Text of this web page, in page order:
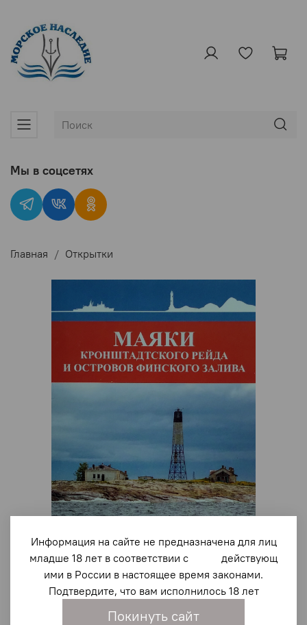
Главная Открытки
2145
Маяки Кронштадтского рейда и островов
Мы в соцсетях
Информация на сайте не предназначена для лиц
младше 18 лет в соответствии с действующ
ими в России в настоящее время законами.
Подтвердите, что вам исполнилось 18 лет
Покинуть сайт